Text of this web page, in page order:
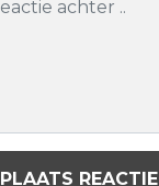
PLAATS REACTIE